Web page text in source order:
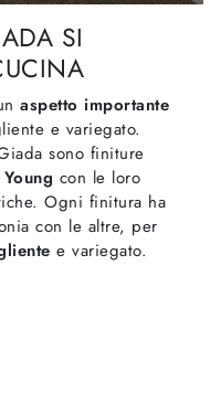
SI
aspetto importante
e variegato.
sono finiture
con le loro
Ogni finitura ha
con le altre, per
e variegato.